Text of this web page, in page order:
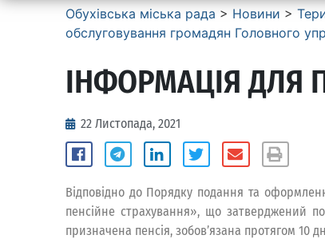
Обухівська міська рада > Новини >
обслуговування громадян Головного
ІНФОРМАЦІЯ ДЛЯ
22 Листопада, 2021
Відповідно до Порядку подання та
пенсійне страхування», що затверджений
призначена пенсія, зобов’язана протягом 10